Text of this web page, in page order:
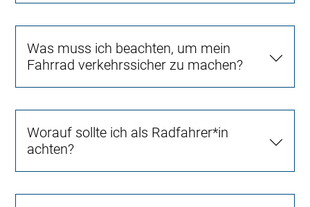
Was muss ich beachten, um mein
Fahrrad verkehrssicher zu machen?
Worauf sollte ich als Radfahrer*in
achten?